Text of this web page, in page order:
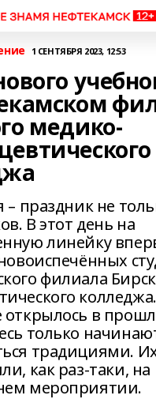
1 СЕНТЯБРЯ 2023, 12:53
медико-
– праздник не
В этот день на
линейку
филиала
открылось в
только
традициями.
как раз-таки, на
мероприятии.